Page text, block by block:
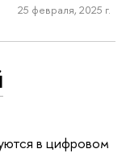
25 февраля, 2025 г.
в цифровом